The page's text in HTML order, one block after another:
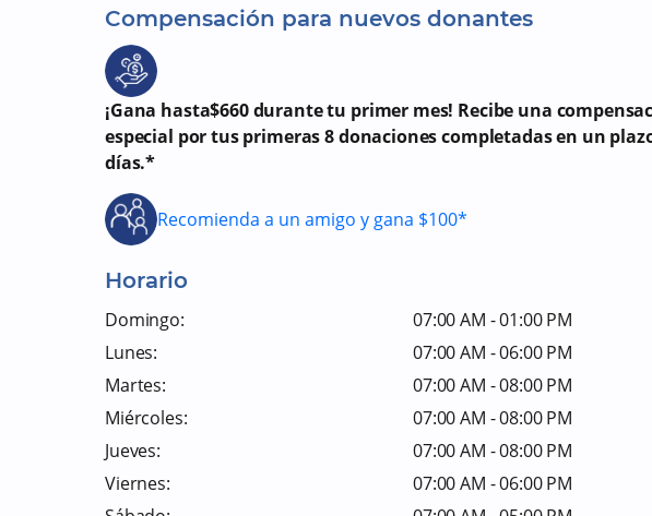
Compensación para nuevos donantes
¡Gana hasta$660 durante tu primer mes! Recibe una
especial por tus primeras 8 donaciones completadas en un
días.*
Recomienda a un amigo y gana $100*
Horario
Domingo:
07:00 AM - 01:00 PM
Lunes:
07:00 AM - 06:00 PM
Martes:
07:00 AM - 08:00 PM
Miércoles:
07:00 AM - 08:00 PM
Jueves:
07:00 AM - 08:00 PM
Viernes:
07:00 AM - 06:00 PM